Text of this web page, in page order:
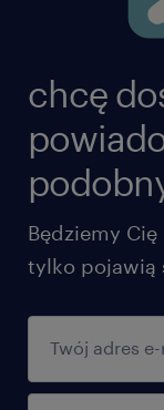
chcę
Będziemy
tylko pojawią